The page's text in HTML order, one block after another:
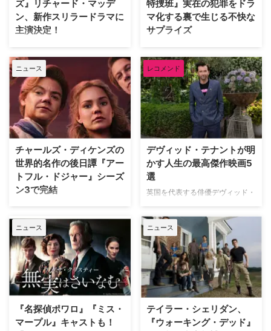
ズ』リチャード・マッデ
ン、新作スリラードラマに
主演決定！
大ヒットドラマ『ゲーム・オブ・
スローンズ』のロブ・スターク役
でブレイクしたリチャード・マッ
デンが、新作スリラードラマ
『Trauma（原題）』に主演する
ことが分かった。米Varietyが伝
えている。 『ダイ・ハード』
×『ER』！？医療アクションドラ
ロンドンの病院を占拠し、手術中
の首相を人質に取るところからス
タート。元英国海兵隊の衛生兵
で、現在は救急外来の医師である
め、病院内を徐々に制圧してい
く。力関係は次第に逆転 …
特捜班』実在の犯罪をドラ
マ化する裏で生じる不快な
サプライズ
ロングランヒットを誇る犯罪捜査
ドラマ『LAW & ORDER』シリー
ズ。本作の最大の魅力の一つは、
実際に起きた事件に着想を得たリ
アリティあふれるストーリー展開
にある。しかし、その裏側では、
自身の悲劇がドラマ化されること
を放送直前まで知らされない実在
サプライズ」に晒され続けている
というのだ。 実話事件を無断で
ドラマ化？ 1990年にNBCの旗艦
番組『LAW & ORDER』の脚本家
ーやスピンオフ作品『LAW &
ORDER クリミナル・インテン
ト』 …
ニュース
チャールズ・ディケンズの
世界的名作の後日譚『アー
トフル・ドジャー』シーズ
ン3で完結
Disney+（ディズニープラス）で
最も視聴されたオーストラリア発
のオリジナル作品『アートフル・
ドジャー』が、シーズン3へ更新
されることが決定した。なお、同
シーズンが作品のファイナルシー
ズンとなる。 『アートフル・ド
ジャー』シーズン3で幕引きへ
ャールズ・ディケンズの名作小説
「オリバー・ツイスト」の15年後
レコメンド
デヴィッド・テナントが明
かす人生の最高傑作映画5
選
英国を代表する俳優デヴィッド・
『グッド・オーメンズ』）が、映
像ソフトメーカーの米Criterion社
による人気企画「Criterion
Closet」に登場した。数多の名作
映画のDVDやBlu-rayが並ぶ夢の
ようなクローゼットを訪れたデヴ
ィッドは、自身が幼少期や俳優人
生の中で多大な影響を受けた名作
映画をピックアップ。その魅力を
熱く語った。 『バンデットQ』か
ニュース
『名探偵ポワロ』『ミス・
マープル』キャストも！
ニュース
テイラー・シェリダン、
『ウォーキング・デッド』